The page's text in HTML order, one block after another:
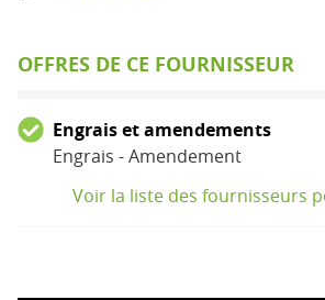
OFFRES DE CE FOURNISSEUR
Engrais et amendements
Engrais - Amendement
Voir la liste des fournisseurs